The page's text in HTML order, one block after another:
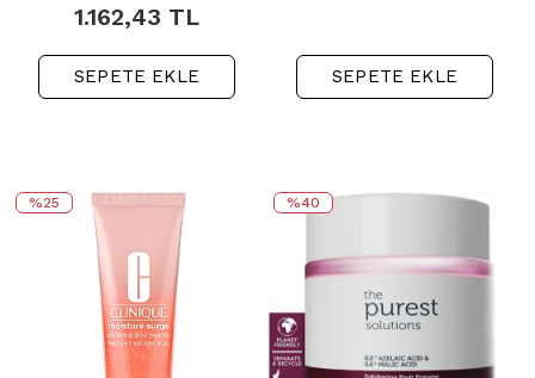
1.162,43 TL
SEPETE EKLE SEPETE EKLE
%25 %40